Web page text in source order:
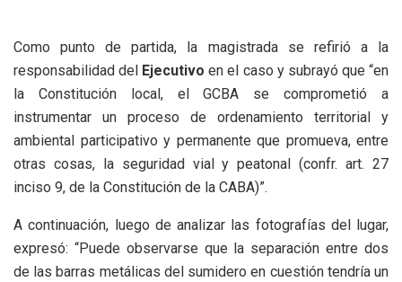
Como punto de partida, la magistrada se refirió a la
responsabilidad del
Ejecutivo en el caso y subrayó que “en
la Constitución local, el GCBA se comprometió a
instrumentar un proceso de ordenamiento territorial y
ambiental participativo y permanente que promueva, entre
otras cosas, la seguridad vial y peatonal (confr. art. 27
inciso 9, de la Constitución de la CABA)”.
A continuación, luego de analizar las fotografías del lugar,
expresó: “Puede observarse que la separación entre dos
de las barras metálicas del sumidero en cuestión tendría un